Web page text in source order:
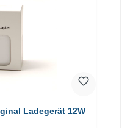
Ladegerät 12W